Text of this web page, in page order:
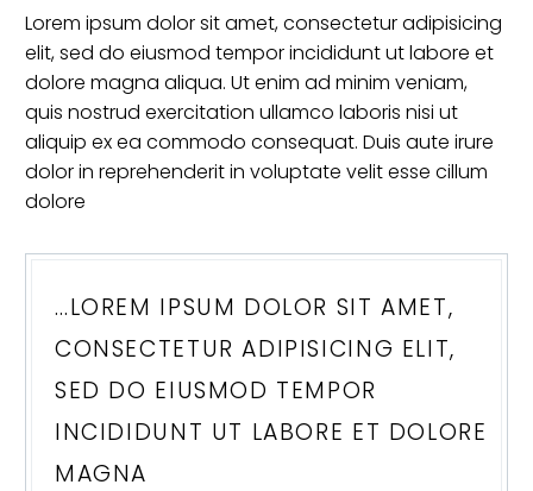
Lorem ipsum dolor sit amet, consectetur adipisicing
elit, sed do eiusmod tempor incididunt ut labore et
dolore magna aliqua. Ut enim ad minim veniam,
quis nostrud exercitation ullamco laboris nisi ut
aliquip ex ea commodo consequat. Duis aute irure
dolor in reprehenderit in voluptate velit esse cillum
dolore
…LOREM IPSUM DOLOR SIT AMET,
CONSECTETUR ADIPISICING ELIT,
SED DO EIUSMOD TEMPOR
INCIDIDUNT UT LABORE ET DOLORE
MAGNA